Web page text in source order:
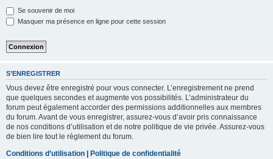
Se souvenir de moi
Masquer ma présence en ligne pour cette session
S’ENREGISTRER
Vous devez être enregistré pour vous connecter. L’enregistrement ne prend
que quelques secondes et augmente vos possibilités. L’administrateur du
forum peut également accorder des permissions additionnelles aux membres
du forum. Avant de vous enregistrer, assurez-vous d’avoir pris connaissance
de nos conditions d’utilisation et de notre politique de vie privée. Assurez-vous
de bien lire tout le règlement du forum.
Conditions d’utilisation | Politique de confidentialité